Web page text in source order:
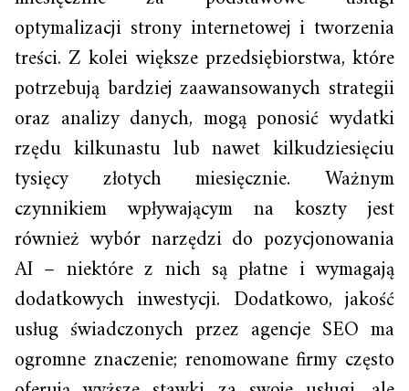
optymalizacji strony internetowej i tworzenia
treści. Z kolei większe przedsiębiorstwa, które
potrzebują bardziej zaawansowanych strategii
oraz analizy danych, mogą ponosić wydatki
rzędu kilkunastu lub nawet kilkudziesięciu
tysięcy złotych miesięcznie. Ważnym
czynnikiem wpływającym na koszty jest
również wybór narzędzi do pozycjonowania
AI – niektóre z nich są płatne i wymagają
dodatkowych inwestycji. Dodatkowo, jakość
usług świadczonych przez agencje SEO ma
ogromne znaczenie; renomowane firmy często